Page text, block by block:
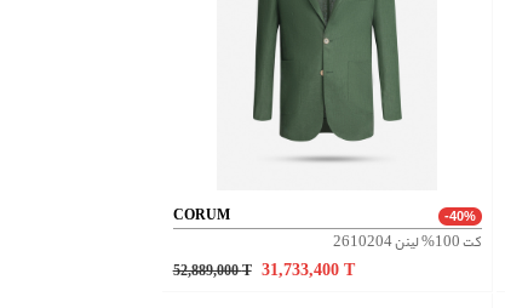
CORUM -40%
کت 100% لینن 2610204
52,889,000T 31,733,400 T